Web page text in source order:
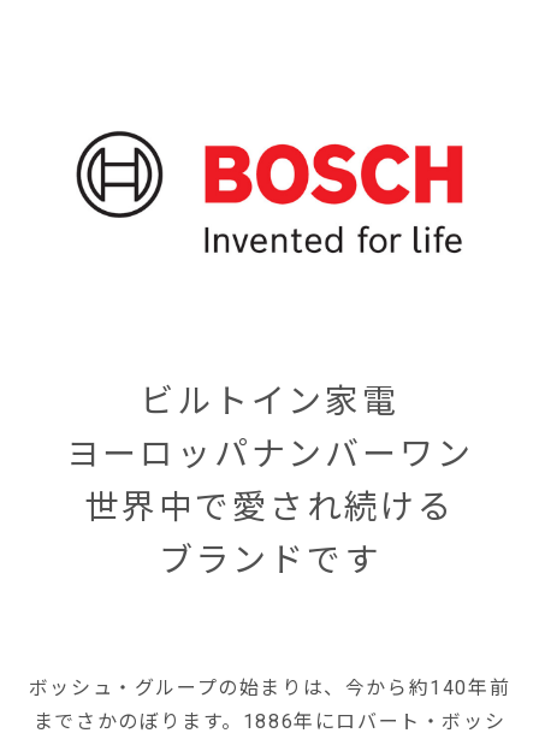
ビルトイン家電
ヨーロッパナンバーワン
世界中で愛され続ける
ブランドです
ボッシュ・グループの始まりは、今から約140年前
までさかのぼります。1886年にロバート・ボッシ